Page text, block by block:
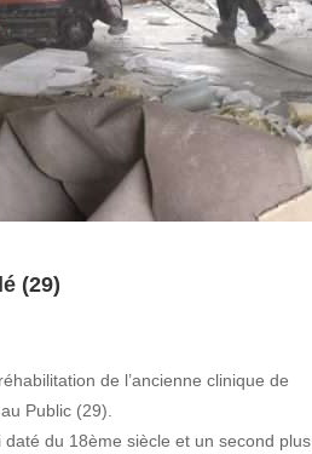
(29)
de l’ancienne clinique de
Public (29).
du 18ème siècle et un second plus